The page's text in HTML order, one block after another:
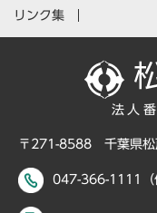
リンク集
法人
〒271-8588 千葉県松
047-366-1111（